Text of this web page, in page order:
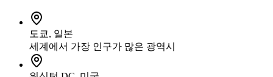
도쿄, 일본
세계에서 가장 인구가 많은 광역시